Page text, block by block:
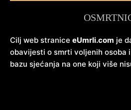
Cilj web stranice eUmrli.com je
obavijesti o smrti voljenih osoba
bazu sjećanja na one koji više